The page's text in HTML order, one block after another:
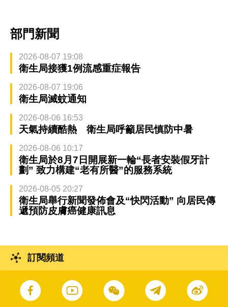
部門新聞
2026-08-07 19:08
衛生局接獲1例流感重症報告
2026-08-07 19:06
衛生局滅蚊通知
2026-08-06 16:53
天氣持續酷熱 衛生局呼籲居民慎防中暑
2026-08-06 10:17
衛生局於8月7日開展新一輪“長者安裝假牙計
劃” 致力構建“老有所醫”的服務系統
2026-08-05 20:27
衛生局舉行新聞發佈會及“快閃活動” 向居民傳
遞預防皮膚癌健康訊息
訂閱頻道